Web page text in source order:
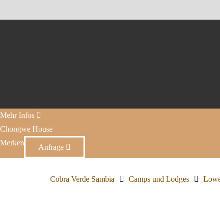
Mehr Infos
Chongwe House
Merken
Anfrage
Cobra Verde Sambia Camps und Lodges